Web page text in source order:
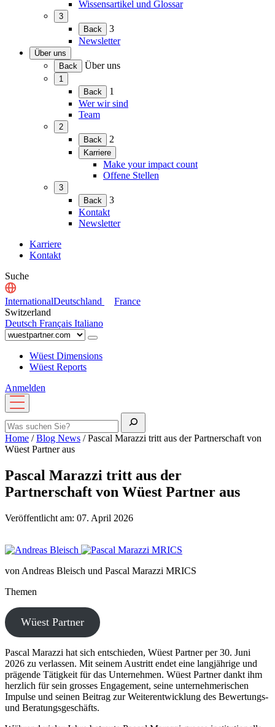
Wissensartikel und Glossar
3
(Menü
erweitern)
Back
3
Newsletter
Über uns
(Menü
erweitern)
Back Über uns
1
(Menü
erweitern)
Back
1
Wer wir sind
Team
2
(Menü
erweitern)
Back 2
Karriere
(Menü
erweitern)
Make your impact count
Offene Stellen
3
(Menü
erweitern)
Back
3
Kontakt
Newsletter
Karriere
Kontakt
Suche
InternationalDeutschland
France
Switzerland
Deutsch Français Italiano
Wüest Dimensions
Wüest Reports
Anmelden
Menü
öffnen
Suche
Home /Blog News /Pascal Marazzi tritt aus der Partnerschaft von
Wüest Partner aus
Pascal Marazzi tritt aus der
Partnerschaft von Wüest Partner aus
Veröffentlicht am: 07. April 2026
von Andreas Bleisch und Pascal Marazzi MRICS
Themen
Wüest Partner
Pascal Marazzi hat sich entschieden, Wüest Partner per 30. Juni
2026 zu verlassen. Mit seinem Austritt endet eine langjährige und
prägende Tätigkeit für das Unternehmen. Wüest Partner dankt ihm
herzlich für sein grosses Engagement, seine unter­neh­me­ri­schen
Impulse und seinen Beitrag zur Weiterentwicklung des Bewertungs-
und Beratungsgeschäfts.